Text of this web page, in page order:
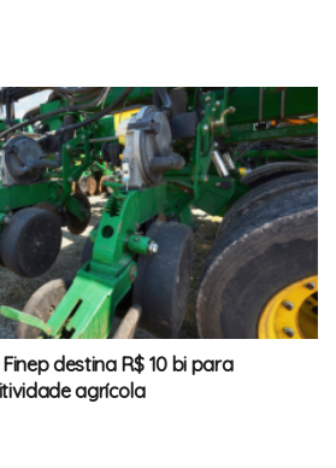
destina R$ 10 bi para
agrícola